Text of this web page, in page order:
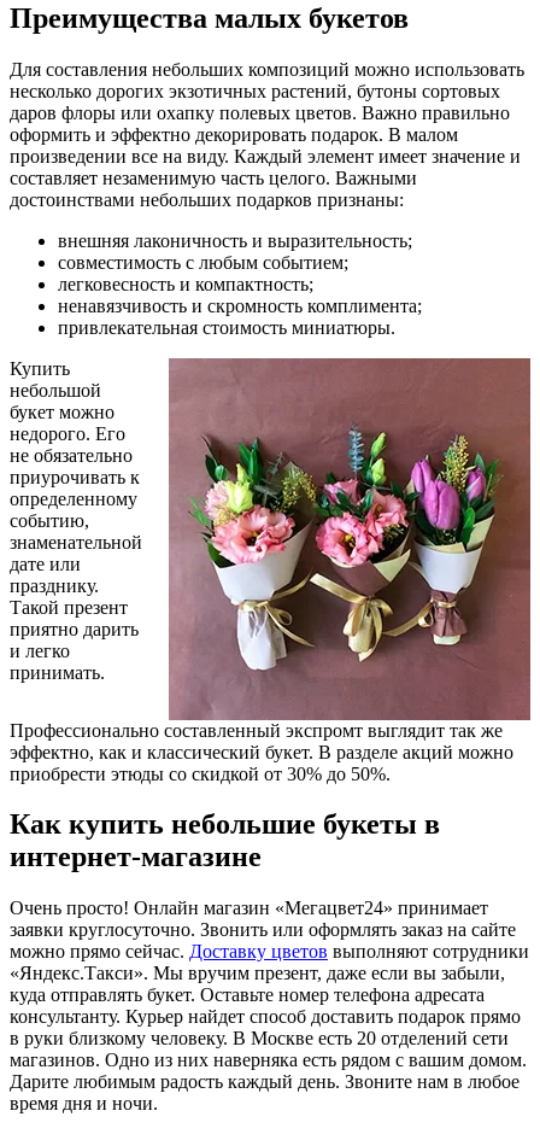
Преимущества малых букетов
Для составления небольших композиций можно использовать
несколько дорогих экзотичных растений, бутоны сортовых
даров флоры или охапку полевых цветов. Важно правильно
оформить и эффектно декорировать подарок. В малом
произведении все на виду. Каждый элемент имеет значение и
составляет незаменимую часть целого. Важными
достоинствами небольших подарков признаны:
внешняя лаконичность и выразительность;
совместимость с любым событием;
легковесность и компактность;
ненавязчивость и скромность комплимента;
привлекательная стоимость миниатюры.
Купить
небольшой
букет можно
недорого. Его
не обязательно
приурочивать к
определенному
событию,
знаменательной
дате или
празднику.
Такой презент
приятно дарить
и легко
принимать.
Профессионально составленный экспромт выглядит так же
эффектно, как и классический букет. В разделе акций можно
приобрести этюды со скидкой от 30% до 50%.
Как купить небольшие букеты в
интернет-магазине
Очень просто! Онлайн магазин «Мегацвет24» принимает
заявки круглосуточно. Звонить или оформлять заказ на сайте
можно прямо сейчас. Доставку цветов выполняют сотрудники
«Яндекс.Такси». Мы вручим презент, даже если вы забыли,
куда отправлять букет. Оставьте номер телефона адресата
консультанту. Курьер найдет способ доставить подарок прямо
в руки близкому человеку. В Москве есть 20 отделений сети
магазинов. Одно из них наверняка есть рядом с вашим домом.
Дарите любимым радость каждый день. Звоните нам в любое
время дня и ночи.